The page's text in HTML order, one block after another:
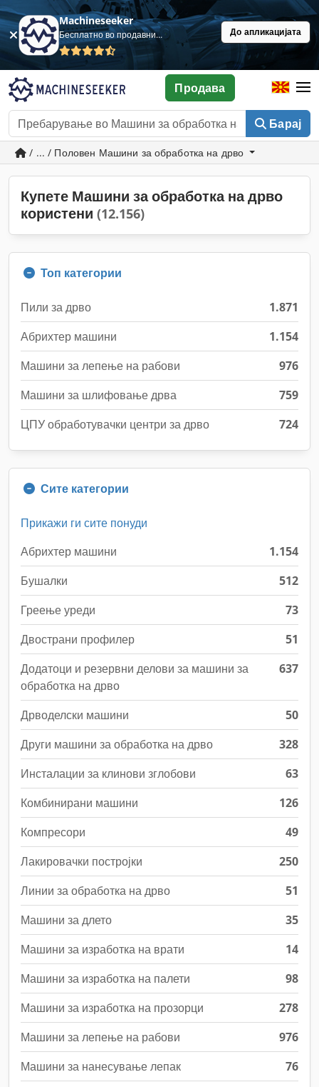
Machineseeker
Бесплатно во продавница До апликацијата
Барај
Продава
/ ... / Половен Машини за обработка на дрво
Купете Машини за обработка на дрво
користени (12.156)
Топ категории
Пили за дрво
1.871
Абрихтер машини
1.154
Машини за лепење на рабови
976
Машини за шлифовање дрва
759
ЦПУ обработувачки центри за дрво
724
Сите категории
Прикажи ги сите понуди
Абрихтер машини
1.154
Бушалки
512
Греење уреди
73
Двострани профилер
51
Додатоци и резервни делови за машини за
обработка на дрво
637
Дрводелски машини
50
Други машини за обработка на дрво
328
Инсталации за клинови зглобови
63
Комбинирани машини
126
Компресори
49
Лакировачки постројки
250
Линии за обработка на дрво
51
Машини за длето
35
Машини за изработка на врати
14
Машини за изработка на палети
98
Машини за изработка на прозорци
278
Машини за лепење на рабови
976
Машини за нанесување лепак
76